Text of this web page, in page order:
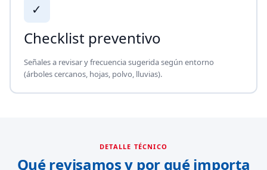
✓
Checklist preventivo
Señales a revisar y frecuencia sugerida según entorno
(árboles cercanos, hojas, polvo, lluvias).
DETALLE TÉCNICO
Qué revisamos y por qué importa